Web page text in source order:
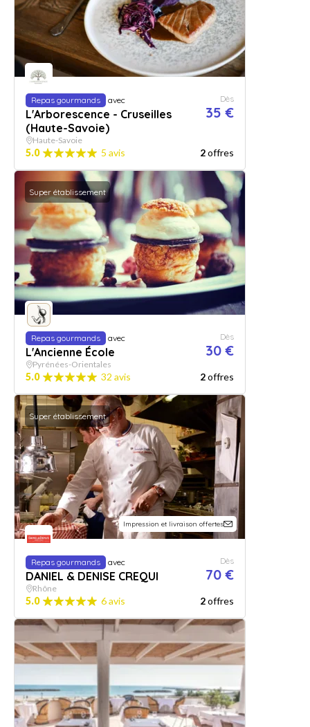
Repas gourmands avec
L'Arborescence - Cruseilles
(Haute-Savoie)
Dès
35 €
Haute-Savoie
5.0 5 avis 2offres
Super établissement
Repas gourmands avec
L'Ancienne École
Dès
30 €
Pyrénées-Orientales
5.0 32 avis 2offres
Super établissement
Impression et livraison offertes
Repas gourmands avec
DANIEL & DENISE CREQUI
Dès
70 €
Rhône
5.0 6 avis 2offres